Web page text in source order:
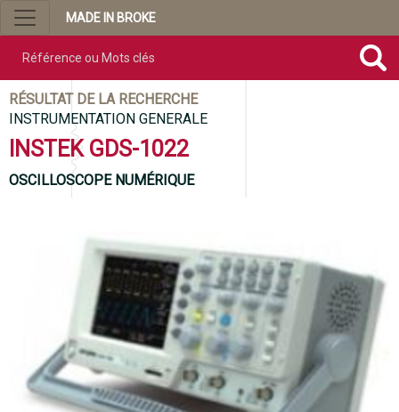
MADE IN BROKE
RÉSULTAT DE LA RECHERCHE
INSTRUMENTATION GENERALE
INSTEK GDS-1022
OSCILLOSCOPE NUMÉRIQUE